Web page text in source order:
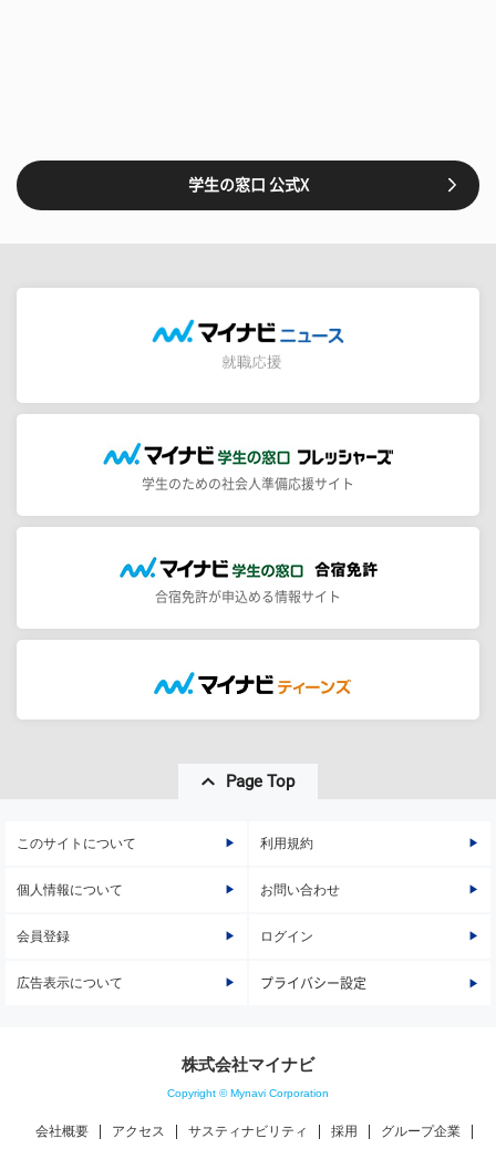
学生の窓口 公式X
学生のための社会人準備応援サイト
合宿免許が申込める情報サイト
Page Top
このサイトについて 利用規約
個人情報について お問い合わせ
会員登録 ログイン
広告表示について プライバシー設定
株式会社マイナビ
Copyright © Mynavi Corporation
会社概要 アクセス サスティナビリティ 採用 グループ企業